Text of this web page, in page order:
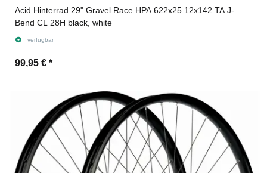
Acid Hinterrad 29" Gravel Race HPA 622x25 12x142 TA J-
Bend CL 28H black, white
verfügbar
99,95 € *